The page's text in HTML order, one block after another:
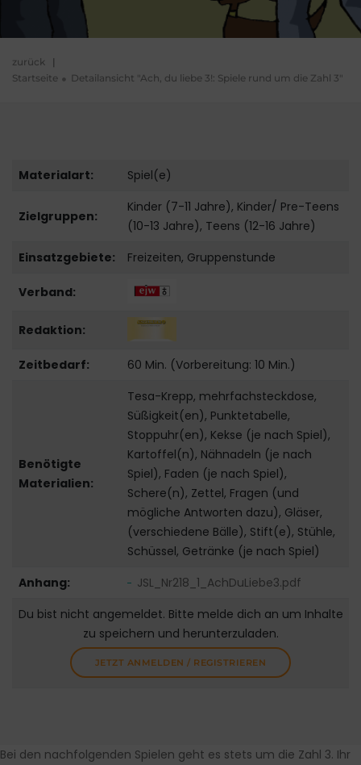
zurück |
Startseite
Detailansicht "Ach, du liebe 3!: Spiele rund um die Zahl 3"
Materialart: Spiel(e)
Zielgruppen:
Kinder (7-11 Jahre), Kinder/ Pre-Teens
(10-13 Jahre), Teens (12-16 Jahre)
Einsatzgebiete:
Freizeiten, Gruppenstunde
Verband:
Redaktion:
Zeitbedarf: 60 Min. (Vorbereitung: 10 Min.)
Benötigte
Materialien:
Tesa-Krepp, mehrfachsteckdose,
Süßigkeit(en), Punktetabelle,
Stoppuhr(en), Kekse (je nach Spiel),
Kartoffel(n), Nähnadeln (je nach
Spiel), Faden (je nach Spiel),
Schere(n), Zettel, Fragen (und
mögliche Antworten dazu), Gläser,
(verschiedene Bälle), Stift(e), Stühle,
Schüssel, Getränke (je nach Spiel)
Anhang:
JSL_Nr218_1_AchDuLiebe3.pdf
Du bist nicht angemeldet. Bitte melde dich an um Inhalte
zu speichern und herunterzuladen.
JETZT ANMELDEN / REGISTRIEREN
Bei den nachfolgenden Spielen geht es stets um die Zahl 3. Ihr